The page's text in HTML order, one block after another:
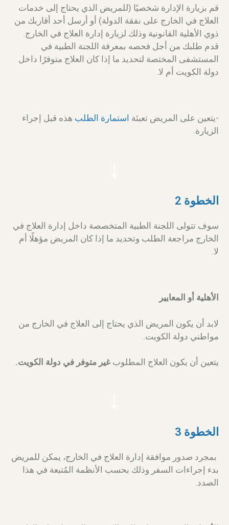
قم بزيارة الإدارة شخصيًا (للمريض الذي يحتاج إلى خدمات
العلاج في الخارج على نفقة الدولة) أو أرسل أحد أقاربك من
ذوي الأهلية القانونية وذلك لزيارة إدارة العلاج في الخارج.
قدم طلبك من أجل فحصه بمعرفة اللجنة الطبية في
المستشفى المختصة لتحديد ما إذا كان العلاج متوفرًا داخل
دولة الكويت أم لا.
-يتعين على المريض تعبئة استمارة الطلب هذه قبل إجراء
الزيارة.
الخطوة 2
سوف تتولى اللجنة الطبية المتخصصة داخل إدارة العلاج في
الخارج مراجعة الطلب وتحديد ما إذا كان المريض مؤهلًا أم
لا.
الأهلية أو المعايير
لابد أن يكون المريض الذي يحتاج إلى العلاج في الخارج من
مواطني دولة الكويت.
يتعين أن يكون العلاج المطلوب غير متوفر في دولة الكويت.
الخطوة 3
بمجرد صدور موافقة إدارة العلاج في الخارج، يمكن للمريض
بدء إجراءات السفر وذلك بحسب الأنظمة المُتبعة في هذا
الصدد.